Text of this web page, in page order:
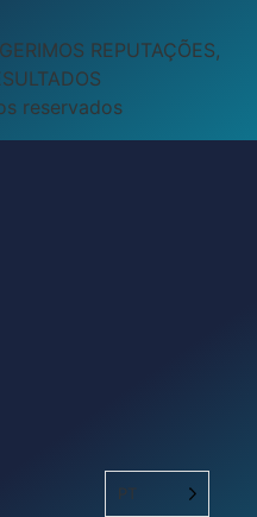
REPUTAÇÕES,
reservados
PT